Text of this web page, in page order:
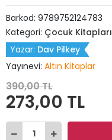
Barkod: 9789752124783
Kategori: Çocuk Kitapları
Yazar: Dav Pilkey
Yayınevi: Altın Kitaplar
390,00 TL
273,00 TL